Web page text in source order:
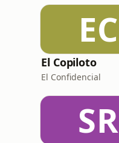
EC
El Copiloto
El Confidencial
SR